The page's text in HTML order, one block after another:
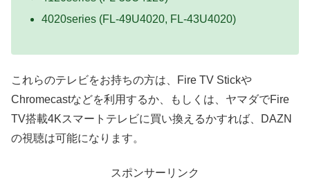
4020series (FL-49U4020, FL-43U4020)
これらのテレビをお持ちの方は、Fire TV Stickや
Chromecastなどを利用するか、もしくは、ヤマダでFire
TV搭載4Kスマートテレビに買い換えるかすれば、DAZN
の視聴は可能になります。
スポンサーリンク